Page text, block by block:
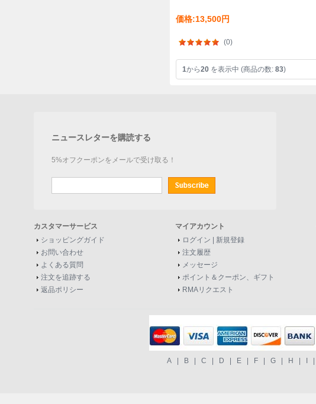
価格:13,500円
(0)
1から20 を表示中 (商品の数: 83)
ニュースレターを購読する
5%オフクーポンをメールで受け取る！
カスタマーサービス
ショッピングガイド
お問い合わせ
よくある質問
注文を追跡する
返品ポリシー
マイアカウント
ログイン
新規登録
注文履歴
メッセージ
ポイント＆クーポン、ギフト
RMAリクエスト
A B C D E F G H